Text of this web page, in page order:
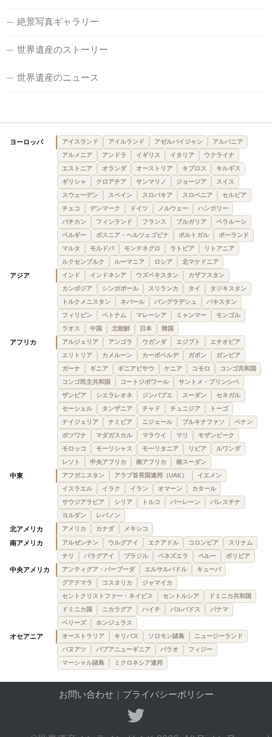
絶景写真ギャラリー
世界遺産のストーリー
世界遺産のニュース
ヨーロッパ アイスランド アイルランド アゼルバイジャン
アルバニア
アルメニア
アンドラ イギリス イタリア
ウクライナ
エストニア
オランダ オーストリア キプロス
キルギス
ギリシャ
クロアチア サンマリノ ジョージア
スイス
スウェーデン
スペイン スロバキア スロベニア
セルビア
チェコ
デンマーク ドイツ ノルウェー
ハンガリー
バチカン
フィンランド フランス ブルガリア
ベラルーシ
ベルギー
ボスニア・ヘルツェゴビナ ポルトガル
ポーランド
マルタ
モルドバ モンテネグロ ラトビア
リトアニア
ルクセンブルク
ルーマニア ロシア 北マケドニア
アジア インド インドネシア ウズベキスタン
カザフスタン
カンボジア
シンガポール スリランカ タイ
タジキスタン
トルクメニスタン
ネパール バングラデシュ
パキスタン
フィリピン
ベトナム マレーシア ミャンマー
モンゴル
ラオス
中国 北朝鮮 日本 韓国
アフリカ アルジェリア アンゴラ ウガンダ エジプト
エチオピア
エリトリア
カメルーン カーボベルデ ガボン
ガンビア
ガーナ
ギニア ギニアビサウ ケニア コモロ
コンゴ共和国
コンゴ民主共和国
コートジボワール
サントメ・プリンシペ
ザンビア
シエラレオネ ジンバブエ スーダン
セネガル
セーシェル
タンザニア チャド チュニジア
トーゴ
ナイジェリア
ナミビア ニジェール ブルキナファソ
ベナン
ボツワナ
マダガスカル マラウイ マリ
モザンビーク
モロッコ
モーリシャス モーリタニア リビア
ルワンダ
レソト
中央アフリカ 南アフリカ 南スーダン
中東 アフガニスタン アラブ首長国連邦（UAE）
イエメン
イスラエル
イラク イラン オマーン
カタール
サウジアラビア
シリア トルコ バーレーン
パレスチナ
ヨルダン
レバノン
北アメリカ アメリカ カナダ メキシコ
南アメリカ アルゼンチン ウルグアイ エクアドル コロンビア
スリナム
チリ
パラグアイ ブラジル ベネズエラ ペルー ボリビア
中央アメリカ アンティグア・バーブーダ エルサルバドル
キューバ
グアテマラ
コスタリカ
ジャマイカ
セントクリストファー・ネイビス
セントルシア
ドミニカ共和国
ドミニカ国
ニカラグア ハイチ バルバドス
パナマ
ベリーズ
ホンジュラス
オセアニア オーストラリア キリバス ソロモン諸島
ニュージーランド
バヌアツ
パプアニューギニア パラオ
フィジー
マーシャル諸島
ミクロネシア連邦
お問い合わせ｜ プライバシーポリシー